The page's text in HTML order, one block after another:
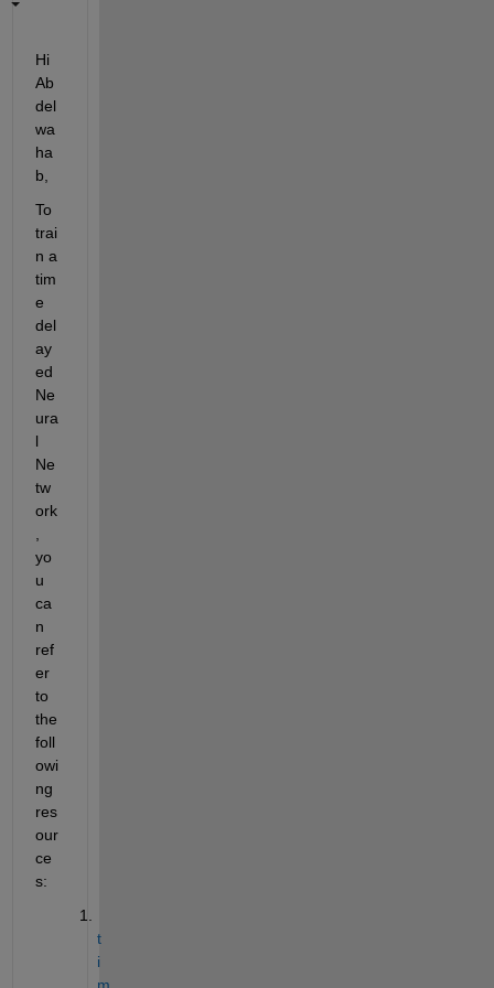
Hi
Ab
del
wa
ha
b,
To
trai
n a
tim
e
del
ay
ed
Ne
ura
l
Ne
tw
ork
yo
u
ca
n
ref
er
to
the
foll
owi
ng
res
our
ce
s:
t
i